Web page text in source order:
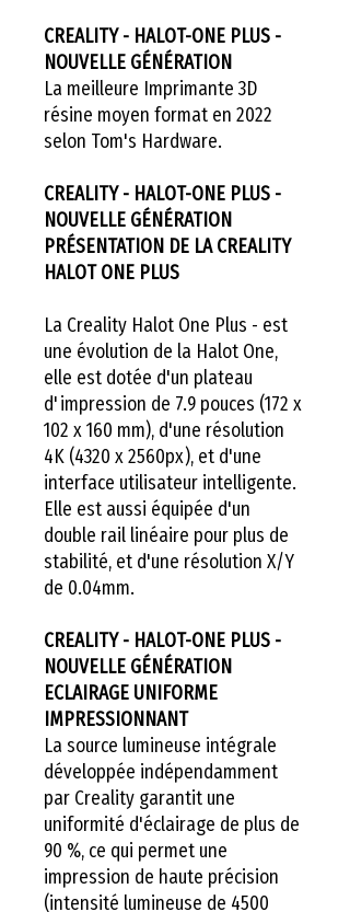
CREALITY - HALOT-ONE PLUS -
NOUVELLE GÉNÉRATION
La meilleure Imprimante 3D
résine moyen format en 2022
selon Tom's Hardware.
CREALITY - HALOT-ONE PLUS -
NOUVELLE GÉNÉRATION
PRÉSENTATION DE LA CREALITY
HALOT ONE PLUS
La Creality Halot One Plus - est
une évolution de la Halot One,
elle est dotée d'un plateau
d'impression de 7.9 pouces (172 x
102 x 160 mm), d'une résolution
4K (4320 x 2560px), et d'une
interface utilisateur intelligente.
Elle est aussi équipée d'un
double rail linéaire pour plus de
stabilité, et d'une résolution X/Y
de 0.04mm.
CREALITY - HALOT-ONE PLUS -
NOUVELLE GÉNÉRATION
ECLAIRAGE UNIFORME
IMPRESSIONNANT
La source lumineuse intégrale
développée indépendamment
par Creality garantit une
uniformité d'éclairage de plus de
90 %, ce qui permet une
impression de haute précision
(intensité lumineuse de 4500